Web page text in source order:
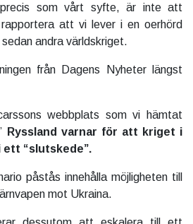
som vårt syfte, är inte att
att vi lever i en oerhörd
andra världskriget.
från Dagens Nyheter längst
webbplats som vi hämtat
Ryssland varnar för att kriget i
ett “slutskede”.
påstås innehålla möjligheten till
mot Ukraina.